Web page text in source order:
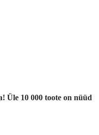
Üle 10 000 toote on nüüd